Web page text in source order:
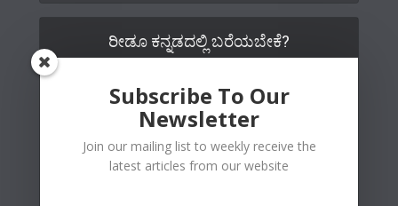
ರೀಡೂ ಕನ್ನಡದಲ್ಲಿ ಬರೆಯಬೇಕೆ?
Subscribe To Our
Newsletter
Join our mailing list to weekly receive the
latest articles from our website